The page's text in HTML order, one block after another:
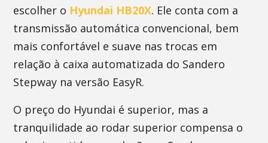
escolher o Hyundai HB20X. Ele conta com a
transmissão automática convencional, bem
mais confortável e suave nas trocas em
relação à caixa automatizada do Sandero
Stepway na versão EasyR.
O preço do Hyundai é superior, mas a
tranquilidade ao rodar superior compensa o